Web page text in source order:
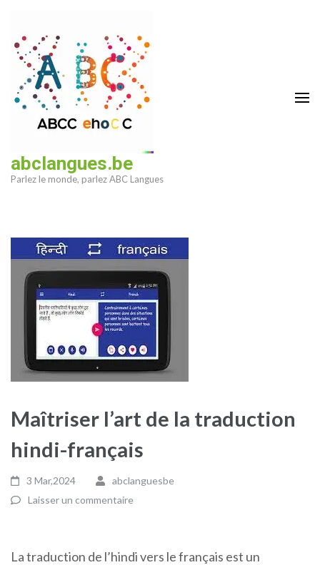
contenu
(Pressez
Entrée)
abclangues.be
Parlez le monde, parlez ABC Langues
Maîtriser l’art de la traduction
hindi-français
3 Mar,2024
abclanguesbe
Laisser un commentaire
La traduction de l’hindi vers le français est un